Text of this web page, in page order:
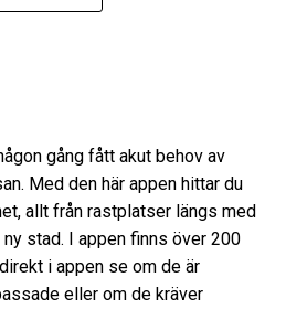
gång fått akut behov av
Med den här appen hittar du
allt från rastplatser längs med
stad. I appen finns över 200
i appen se om de är
eller om de kräver